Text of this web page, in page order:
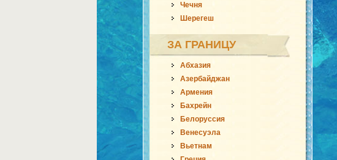
Чечня
Шерегеш
ЗА ГРАНИЦУ
Абхазия
Азербайджан
Армения
Бахрейн
Белоруссия
Венесуэла
Вьетнам